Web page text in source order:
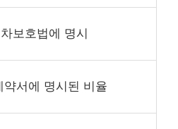
보호법에 명시
약서에 명시된 비율